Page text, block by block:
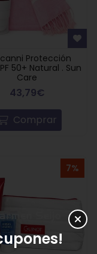
Protección
50+ Natural . Sun
Care
43,79€
Comprar
7%